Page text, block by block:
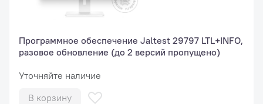
Программное обеспечение Jaltest 29797 LTL+INFO,
разовое обновление (до 2 версий пропущено)
Уточняйте наличие
В корзину